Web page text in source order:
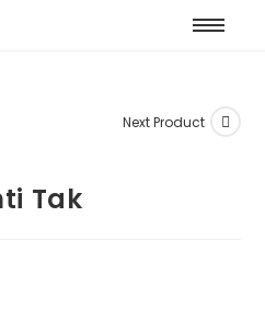
Next Product
Tak